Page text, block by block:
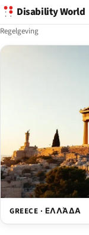
Disability World
Regelgeving
GREECE · ΕΛΛΆΔΑ